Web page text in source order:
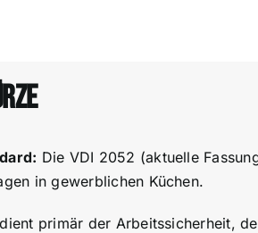
Die VDI 2052 (aktuelle
in gewerblichen Küchen.
primär der Arbeitssicherheit,